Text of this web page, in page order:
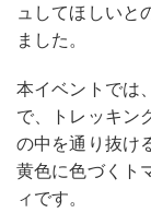
ュしてほしいと
ました。
本イベントでは
で、トレッキン
の中を通り抜け
黄色に色づくト
ィです。